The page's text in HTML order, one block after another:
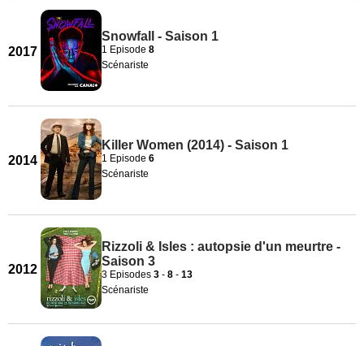
2017
Snowfall - Saison 1
1 Episode 8
Scénariste
2014
Killer Women (2014) - Saison 1
1 Episode 6
Scénariste
2012
Rizzoli & Isles : autopsie d'un meurtre -
Saison 3
3 Episodes 3 - 8 - 13
Scénariste